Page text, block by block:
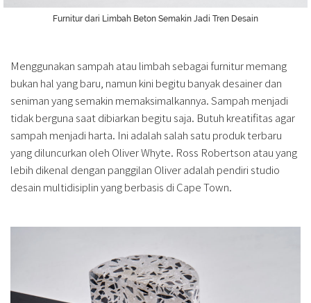
Furnitur dari Limbah Beton Semakin Jadi Tren Desain
Menggunakan sampah atau limbah sebagai furnitur memang
bukan hal yang baru, namun kini begitu banyak desainer dan
seniman yang semakin memaksimalkannya. Sampah menjadi
tidak berguna saat dibiarkan begitu saja. Butuh kreatifitas agar
sampah menjadi harta. Ini adalah salah satu produk terbaru
yang diluncurkan oleh Oliver Whyte. Ross Robertson atau yang
lebih dikenal dengan panggilan Oliver adalah pendiri studio
desain multidisiplin yang berbasis di Cape Town.